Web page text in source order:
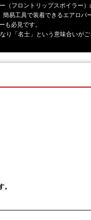
フロントリップスポイラー）
易工具で装着できるエアロパ
必見です。
「名士」という意味合いが